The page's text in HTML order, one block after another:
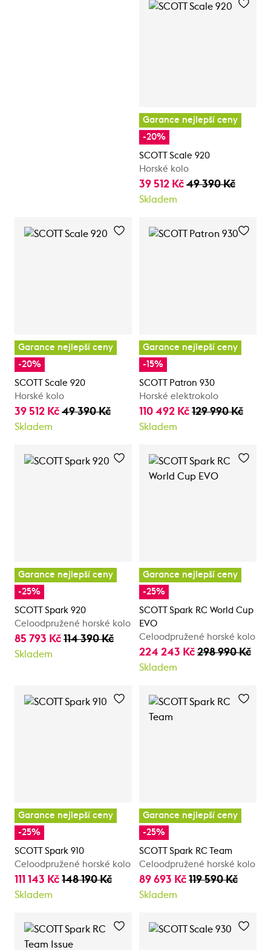
Garance nejlepší ceny
-20%
SCOTT Scale 920
Horské kolo
39 512 Kč 49 390 Kč
Skladem
Garance nejlepší ceny
-20%
SCOTT Scale 920
Horské kolo
39 512 Kč 49 390 Kč
Skladem
Garance nejlepší ceny
-15%
SCOTT Patron 930
Horské elektrokolo
110 492 Kč 129 990 Kč
Skladem
Garance nejlepší ceny
-25%
SCOTT Spark 920
Celoodpružené horské kolo
85 793 Kč 114 390 Kč
Skladem
Garance nejlepší ceny
-25%
SCOTT Spark RC World Cup
EVO
Celoodpružené horské kolo
224 243 Kč 298 990 Kč
Skladem
Garance nejlepší ceny
-25%
SCOTT Spark 910
Celoodpružené horské kolo
111 143 Kč 148 190 Kč
Skladem
Garance nejlepší ceny
-25%
SCOTT Spark RC Team
Celoodpružené horské kolo
89 693 Kč 119 590 Kč
Skladem